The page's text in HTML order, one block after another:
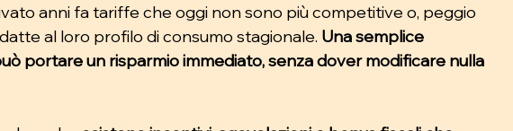
anni fa tariffe che oggi non sono più competitive o, peggio
al loro profilo di consumo stagionale. Una semplice
portare un risparmio immediato, senza dover modificare nulla